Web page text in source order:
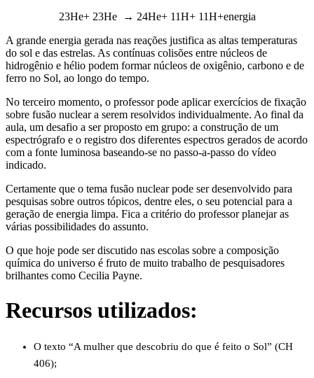
23He+ 23He → 24He+ 11H+ 11H+energia
A grande energia gerada nas reações justifica as altas temperaturas
do sol e das estrelas. As contínuas colisões entre núcleos de
hidrogênio e hélio podem formar núcleos de oxigênio, carbono e de
ferro no Sol, ao longo do tempo.
No terceiro momento, o professor pode aplicar exercícios de fixação
sobre fusão nuclear a serem resolvidos individualmente. Ao final da
aula, um desafio a ser proposto em grupo: a construção de um
espectrógrafo e o registro dos diferentes espectros gerados de acordo
com a fonte luminosa baseando-se no passo-a-passo do vídeo
indicado.
Certamente que o tema fusão nuclear pode ser desenvolvido para
pesquisas sobre outros tópicos, dentre eles, o seu potencial para a
geração de energia limpa. Fica a critério do professor planejar as
várias possibilidades do assunto.
O que hoje pode ser discutido nas escolas sobre a composição
química do universo é fruto de muito trabalho de pesquisadores
brilhantes como Cecilia Payne.
Recursos utilizados:
O texto “A mulher que descobriu do que é feito o Sol” (CH
406);